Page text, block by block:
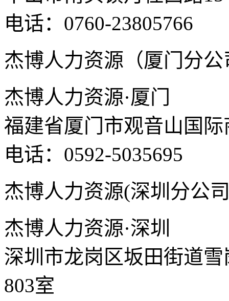
电话：0760-23805766
杰博人力资源（厦门分公
杰博人力资源·厦门
福建省厦门市观音山国
电话：0592-5035695
杰博人力资源(深圳分公
杰博人力资源·深圳
深圳市龙岗区坂田街道
803室